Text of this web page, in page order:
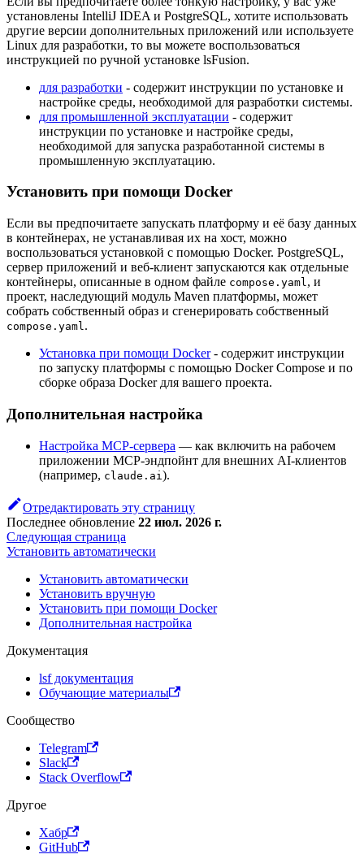
установлены IntelliJ IDEA и PostgreSQL, хотите использовать
другие версии дополнительных приложений или используете
Linux для разработки, то вы можете воспользоваться
инструкцией по ручной установке lsFusion.
для разработки - содержит инструкции по установке и
настройке среды, необходимой для разработки системы.
для промышленной эксплуатации - содержит
инструкции по установке и настройке среды,
необходимой для запуска разработанной системы в
промышленную эксплуатацию.
Установить при помощи Docker
Если вы предпочитаете запускать платформу и её базу данных
в контейнерах, не устанавливая их на хост, можно
воспользоваться установкой с помощью Docker. PostgreSQL,
сервер приложений и веб-клиент запускаются как отдельные
контейнеры, описанные в одном файле compose.yaml, и
проект, наследующий модуль Maven платформы, может
собрать собственный образ и сгенерировать собственный
compose.yaml.
Установка при помощи Docker- содержит инструкции
по запуску платформы с помощью Docker Compose и по
сборке образа Docker для вашего проекта.
Дополнительная настройка
Настройка MCP-сервера — как включить на рабочем
приложении MCP-эндпойнт для внешних AI-клиентов
(например, claude.ai ).
Отредактировать эту страницу
Последнее обновление 22 июл. 2026 г.
Следующая страница
Установить автоматически
Установить автоматически
Установить вручную
Установить при помощи Docker
Дополнительная настройка
Документация
lsf документация
Обучающие материалы
Сообщество
Telegram
Slack
Stack Overflow
Другое
Хабр
GitHub